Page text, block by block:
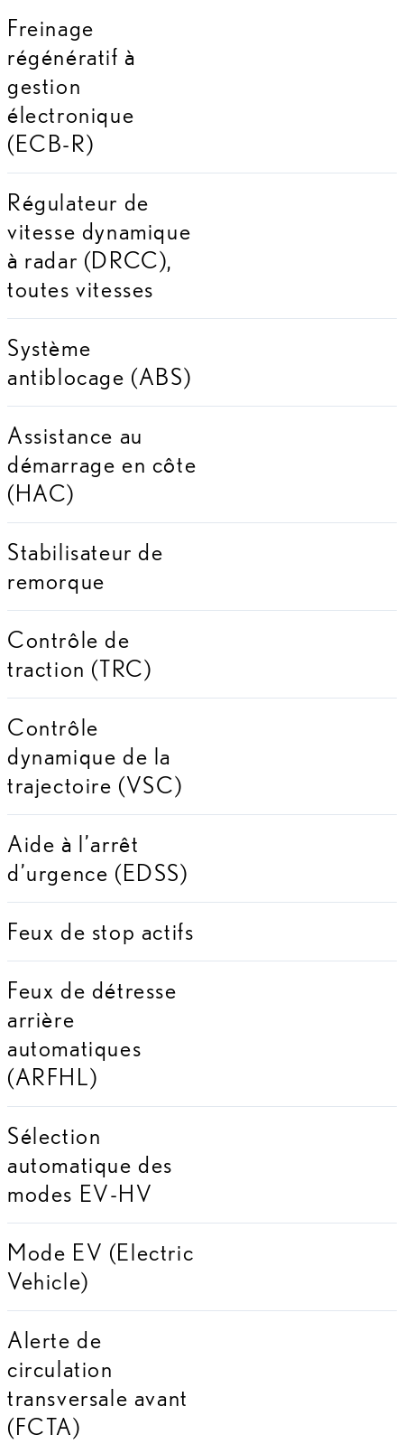
Freinage
régénératif à
gestion
électronique
(ECB-R)
Régulateur de
vitesse dynamique
à radar (DRCC),
toutes vitesses
Système
antiblocage (ABS)
Assistance au
démarrage en côte
(HAC)
Stabilisateur de
remorque
Contrôle de
traction (TRC)
Contrôle
dynamique de la
trajectoire (VSC)
Aide à l’arrêt
d’urgence (EDSS)
Feux de stop actifs
Feux de détresse
arrière
automatiques
(ARFHL)
Sélection
automatique des
modes EV-HV
Mode EV (Electric
Vehicle)
Alerte de
circulation
transversale avant
(FCTA)